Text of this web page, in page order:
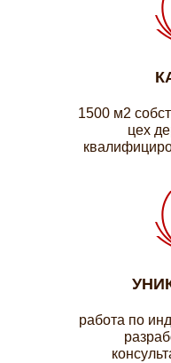
1500 м2
цех
работа по